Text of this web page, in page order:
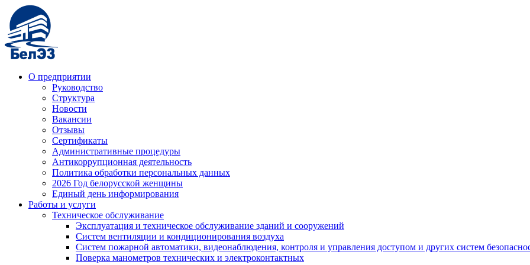
О предприятии
Руководство
Структура
Новости
Вакансии
Отзывы
Сертификаты
Административные процедуры
Антикоррупционная деятельность
Политика обработки персональных данных
2026 Год белорусской женщины
Единый день информирования
Работы и услуги
Техническое обслуживание
Эксплуатация и техническое обслуживание зданий и сооружений
Систем вентиляции и кондиционирования воздуха
Систем пожарной автоматики, видеонаблюдения, контроля и управления доступом и других систем
Поверка манометров технических и электроконтактных